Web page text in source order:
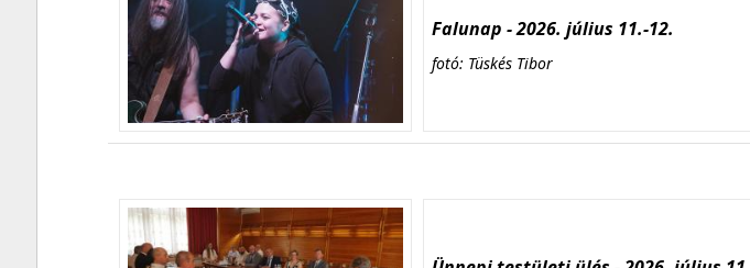
Falunap - 2026. július 11.-12.
fotó: Tüskés Tibor